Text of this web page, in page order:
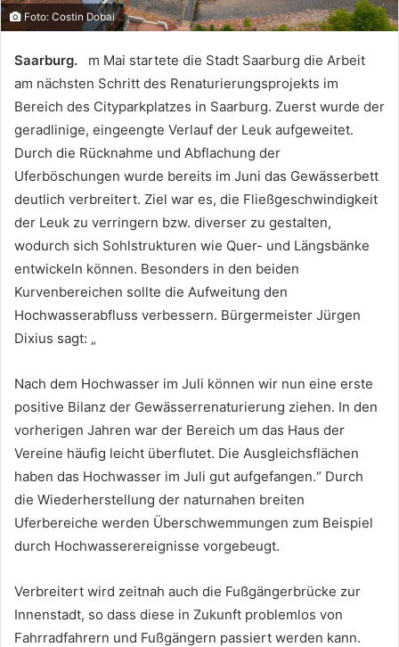
Foto: Costin Dobai
Saarburg. m Mai startete die Stadt Saarburg die Arbeit
am nächsten Schritt des Renaturierungsprojekts im
Bereich des Cityparkplatzes in Saarburg. Zuerst wurde der
geradlinige, eingeengte Verlauf der Leuk aufgeweitet.
Durch die Rücknahme und Abflachung der
Uferböschungen wurde bereits im Juni das Gewässerbett
deutlich verbreitert. Ziel war es, die Fließgeschwindigkeit
der Leuk zu verringern bzw. diverser zu gestalten,
wodurch sich Sohlstrukturen wie Quer- und Längsbänke
entwickeln können. Besonders in den beiden
Kurvenbereichen sollte die Aufweitung den
Hochwasserabfluss verbessern. Bürgermeister Jürgen
Dixius sagt: „
Nach dem Hochwasser im Juli können wir nun eine erste
positive Bilanz der Gewässerrenaturierung ziehen. In den
vorherigen Jahren war der Bereich um das Haus der
Vereine häufig leicht überflutet. Die Ausgleichsflächen
haben das Hochwasser im Juli gut aufgefangen.“ Durch
die Wiederherstellung der naturnahen breiten
Uferbereiche werden Überschwemmungen zum Beispiel
durch Hochwasserereignisse vorgebeugt.
Verbreitert wird zeitnah auch die Fußgängerbrücke zur
Innenstadt, so dass diese in Zukunft problemlos von
Fahrradfahrern und Fußgängern passiert werden kann.